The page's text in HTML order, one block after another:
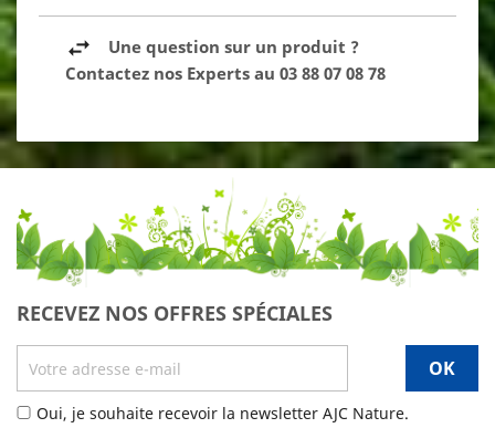
Une question sur un produit ?
Contactez nos Experts au 03 88 07 08 78
RECEVEZ NOS OFFRES SPÉCIALES
Oui, je souhaite recevoir la newsletter AJC Nature.